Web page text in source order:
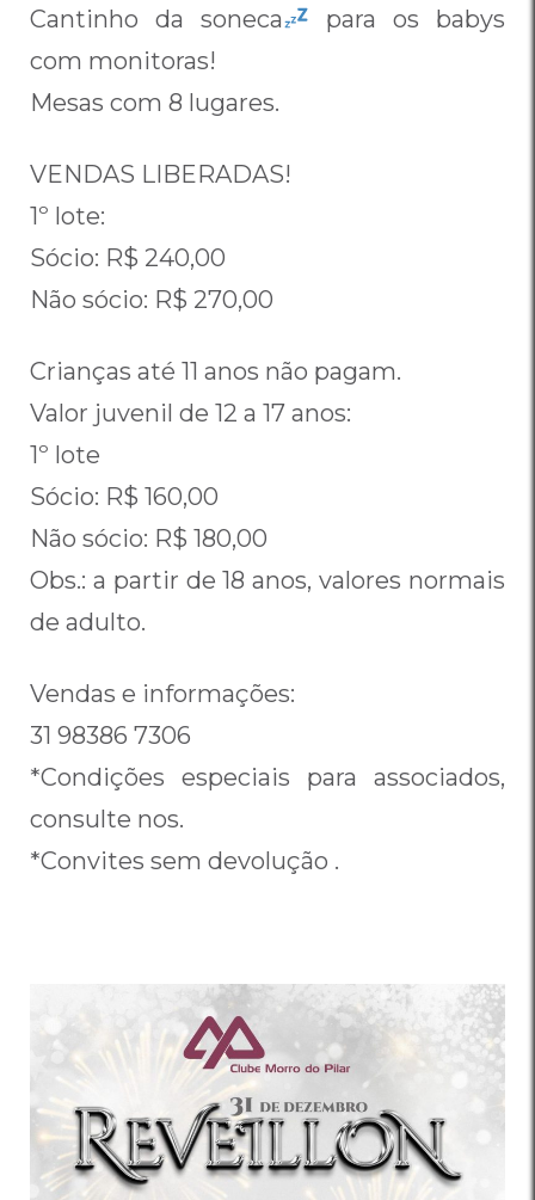
Cantinho da soneca
para os babys
com monitoras!
Mesas com 8 lugares.
VENDAS LIBERADAS!
1º lote:
Sócio: R$ 240,00
Não sócio: R$ 270,00
Crianças até 11 anos não pagam.
Valor juvenil de 12 a 17 anos:
1º lote
Sócio: R$ 160,00
Não sócio: R$ 180,00
Obs.: a partir de 18 anos, valores normais
de adulto.
Vendas e informações:
31 98386 7306
*Condições especiais para associados,
consulte nos.
*Convites sem devolução .